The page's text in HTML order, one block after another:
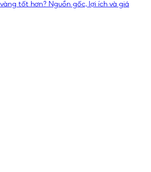
tốt hơn? Nguồn gốc, lợi ích và giá